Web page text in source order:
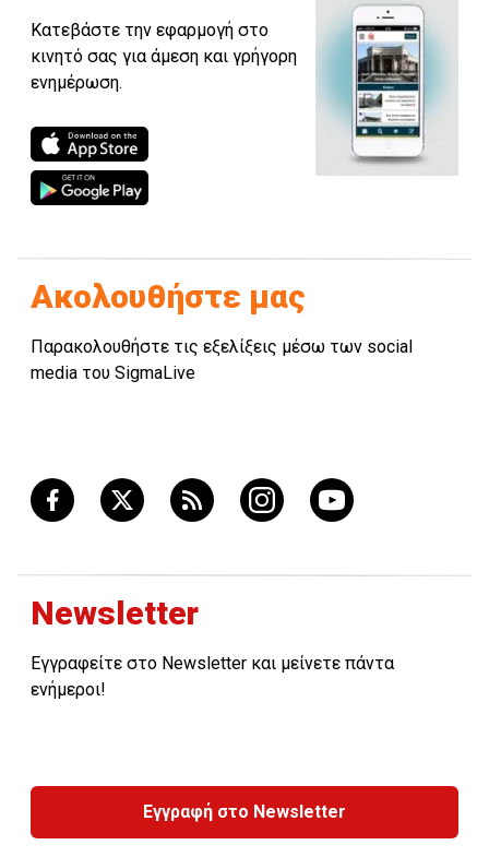
Κατεβάστε την εφαρμογή στο
κινητό σας για άμεση και γρήγορη
ενημέρωση.
Ακολουθήστε μας
Παρακολουθήστε τις εξελίξεις μέσω των social
media του SigmaLive
Newsletter
Εγγραφείτε στο Newsletter και μείνετε πάντα
ενήμεροι!
Εγγραφή στο Newsletter